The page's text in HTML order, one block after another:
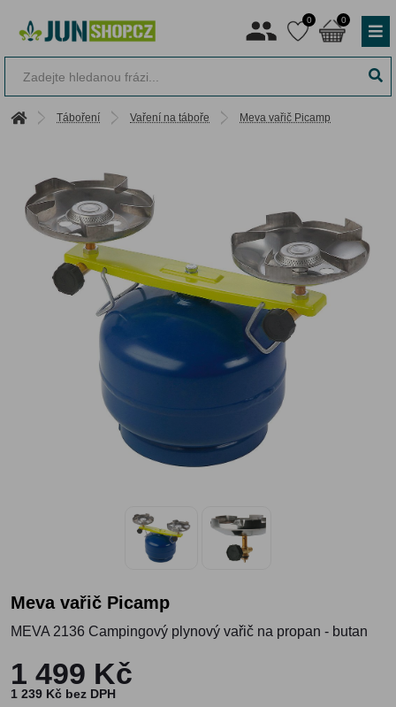
0 0
Táboření Vaření na táboře Meva vařič Picamp
Meva vařič Picamp
MEVA 2136 Campingový plynový vařič na propan - butan
1 499 Kč
1 239 Kč bez DPH